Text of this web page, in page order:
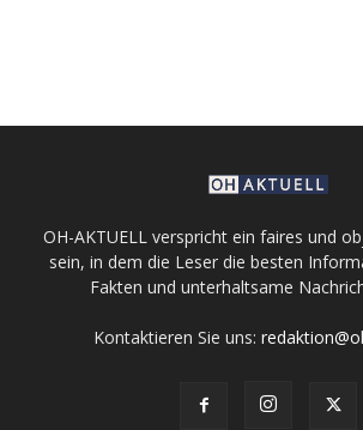
OH-AKTUELL verspricht ein faires und
sein, in dem die Leser die besten
Fakten und unterhaltsame
Kontaktieren Sie uns: